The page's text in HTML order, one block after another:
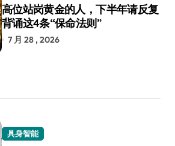
高位站岗黄金的人，下半年请反复
背诵这4条“保命法则”
7 月 28 , 2026
具身智能